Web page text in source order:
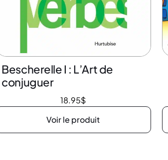
Bescherelle I : L’Art de
conjuguer
18.95$
Voir le produit